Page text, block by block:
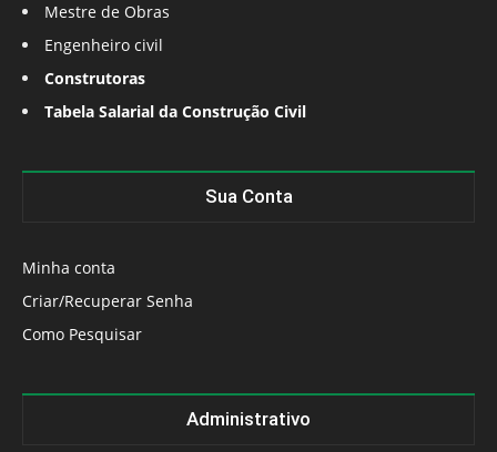
Mestre de Obras
Engenheiro civil
Construtoras
Tabela Salarial da Construção Civil
Sua Conta
Minha conta
Criar/Recuperar Senha
Como Pesquisar
Administrativo